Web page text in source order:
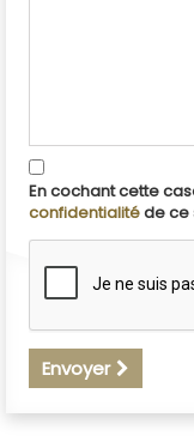
En cochant cette
confidentialitéde ce
Envoyer